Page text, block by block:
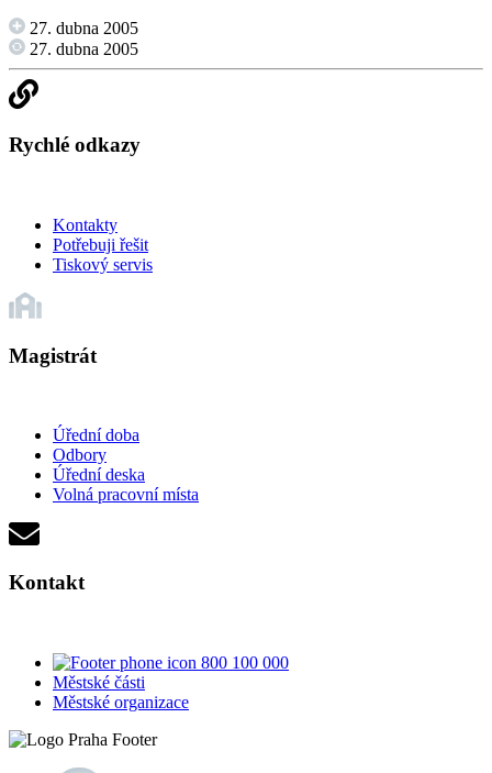
27. dubna 2005
27. dubna 2005
Rychlé odkazy
Kontakty
Potřebuji řešit
Tiskový servis
Magistrát
Úřední doba
Odbory
Úřední deska
Volná pracovní místa
Kontakt
800 100 000
Městské části
Městské organizace